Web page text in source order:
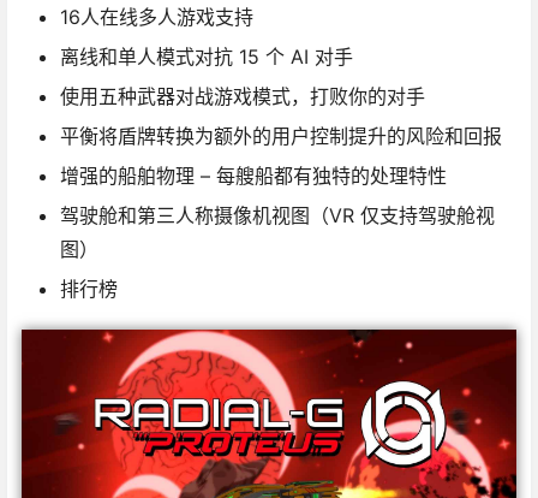
16人在线多人游戏支持
离线和单人模式对抗 15 个 AI 对手
使用五种武器对战游戏模式，打败你的对手
平衡将盾牌转换为额外的用户控制提升的风险和回报
增强的船舶物理 – 每艘船都有独特的处理特性
驾驶舱和第三人称摄像机视图（VR 仅支持驾驶舱视
图）
排行榜